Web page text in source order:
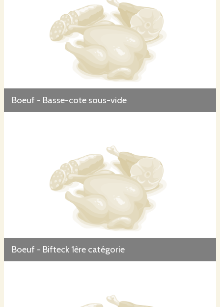
Boeuf - Basse-cote sous-vide
Boeuf - Bifteck 1ère catégorie